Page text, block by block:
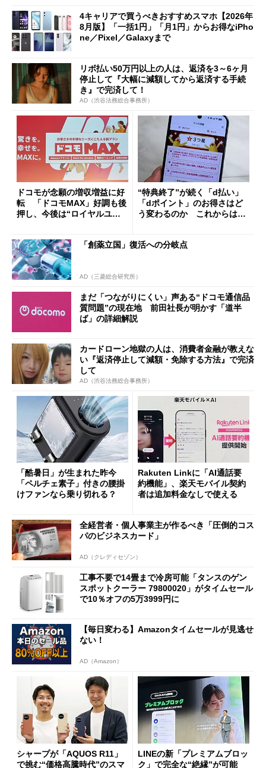
4キャリアで買うべきおすすめスマホ【2026年
8月版】「一括1円」「月1円」からお得なiPho
ne／Pixel／Galaxyまで
リボ払い50万円以上の人は、返済を3～6ヶ月
停止して『大幅に減額してから返済する手続
き』で完済して！
AD（渋谷法務総合事務所）
ドコモが念願の増収増益に好
転 「ドコモMAX」好調も後
押し、今後は“ロイヤルユー
“特典終了”が続く「d払い」
「dポイント」のお得さはど
う変わるのか これからは
「創薬立国」復活への分岐点
AD（三菱総合研究所）
まだ「つながりにくい」声ある“ドコモ通信品
質問題”の現在地 前田社長が明かす「道半
ば」の詳細解説
カードローン地獄の人は、消費者金融が教えな
い『返済停止して減額・免除する方法』で完済
して
AD（渋谷法務総合事務所）
「酷暑日」が生まれた昨今
「ペルチェ素子」付きの腰掛
けファンなら乗り切れる？
Rakuten Linkに「AI通話要
約機能」、楽天モバイル契約
者は追加料金なしで使える
全経営者・個人事業主が作るべき「圧倒的コス
パのビジネスカード」
AD（クレディセゾン）
工事不要で14畳まで冷房可能「タンスのゲン
スポットクーラー 79800020」がタイムセール
で10％オフの5万3999円に
【毎日変わる】Amazonタイムセールが見逃せ
ない！
AD（Amazon）
シャープが「AQUOS R11」
で挑む“価格高騰時代”のスマ
LINEの新「プレミアムブロッ
ク」で完全な“絶縁”が可能